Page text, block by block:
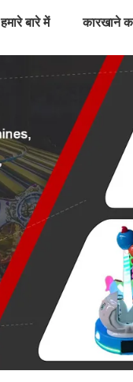
हमारे बारे में कारखाने